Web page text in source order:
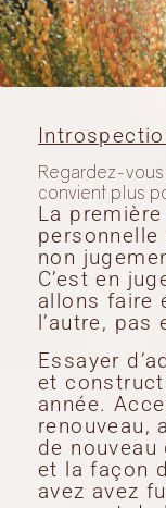
Regardez-vous
convient plus
La
non
C’est en
allons faire
l’autre,